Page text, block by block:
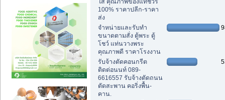
ใส คุณภาพของแท้ชัวร์
100% ราคาปลีก-ราคา
ส่ง
จำหน่ายและรับทำ
ขนาดตามสั่ง ตู้พระ ตู้
โชว์ แท่นวางพระ
คุณภาพดี ราคาโรงงาน
รับจ้างตัดคอนกรีต
ติดต่อนนท์ 089-
6616557 รับจ้างตัดถนน
ตัดสะพาน คอริ่งพื้น-
คาน.